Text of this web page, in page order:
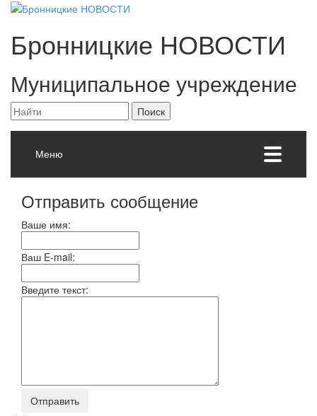
Бронницкие НОВОСТИ
Муниципальное учреждение
Меню
Отправить сообщение
Ваше имя:
Ваш E-mail:
Введите текст: